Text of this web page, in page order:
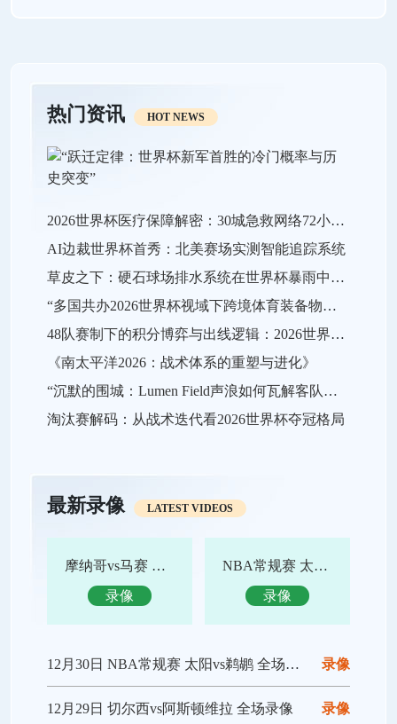
热门资讯 HOT NEWS
2026世界杯医疗保障解密：30城急救网络72小时全域激活
AI边裁世界杯首秀：北美赛场实测智能追踪系统
草皮之下：硬石球场排水系统在世界杯暴雨中的极限生存战
“多国共办2026世界杯视域下跨境体育装备物流效能的关键瓶颈与系统优化策略”
48队赛制下的积分博弈与出线逻辑：2026世界杯小组赛战略推演
《南太平洋2026：战术体系的重塑与进化》
“沉默的围城：Lumen Field声浪如何瓦解客队进攻，及2026世界杯的应对之策”
淘汰赛解码：从战术迭代看2026世界杯夺冠格局
最新录像 LATEST VIDEOS
摩纳哥vs马赛 全场录像回放
录像
NBA常规赛 太阳vs鹈鹕 全场集锦
录像
录像
12月30日 NBA常规赛 太阳vs鹈鹕 全场录像回放
录像
12月29日 切尔西vs阿斯顿维拉 全场录像